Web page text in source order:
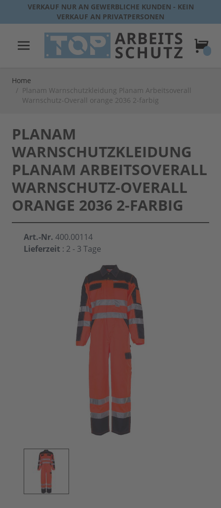
Direkt zum Inhalt
VERKAUF NUR AN GEWERBLICHE KUNDEN - KEIN
VERKAUF AN PRIVATPERSONEN
Home
/ Planam Warnschutzkleidung Planam Arbeitsoverall
Warnschutz-Overall orange 2036 2-farbig
PLANAM
WARNSCHUTZKLEIDUNG
PLANAM ARBEITSOVERALL
WARNSCHUTZ-OVERALL
ORANGE 2036 2-FARBIG
Art.-Nr. 400.00114
Lieferzeit : 2 - 3 Tage